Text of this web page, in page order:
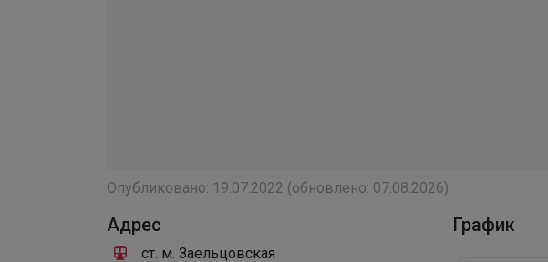
Опубликовано: 19.07.2022 (обновлено: 07.08.2026)
Адрес
ст. м. Заельцовская
График